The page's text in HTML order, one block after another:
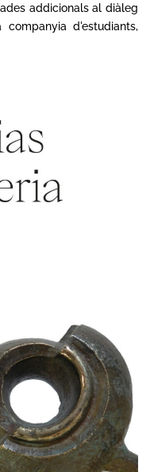
addicionals al diàleg
d'estudiants,